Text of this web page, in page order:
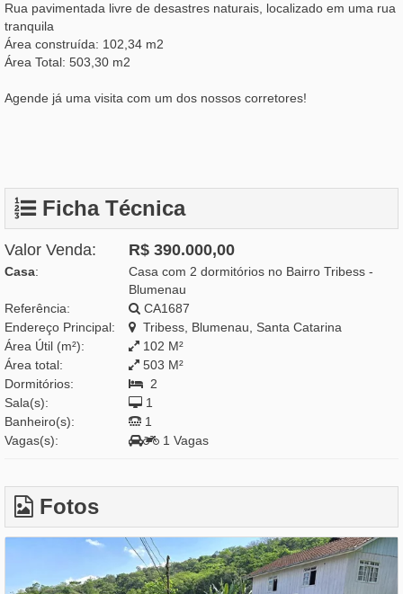
Rua pavimentada livre de desastres naturais, localizado em uma rua
tranquila
Área construída: 102,34 m2
Área Total: 503,30 m2
Agende já uma visita com um dos nossos corretores!
Ficha Técnica
Valor Venda: R$ 390.000,00
Casa:
Casa com 2 dormitórios no Bairro Tribess -
Blumenau
Referência:
CA1687
Endereço Principal:
Tribess, Blumenau, Santa Catarina
Área Útil (m²):
102 M²
Área total:
503 M²
Dormitórios:
2
Sala(s):
1
Banheiro(s):
1
Vagas(s):
1 Vagas
Fotos